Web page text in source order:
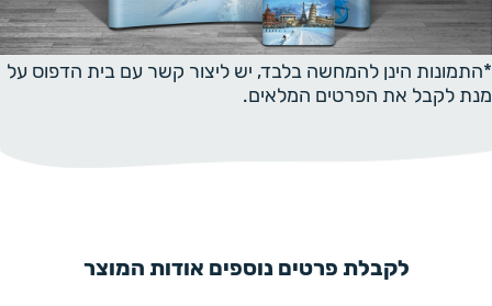
*התמונות הינן להמחשה בלבד, יש ליצור קשר עם בית הדפוס על
מנת לקבל את הפרטים המלאים.
לקבלת פרטים נוספים אודות המוצר